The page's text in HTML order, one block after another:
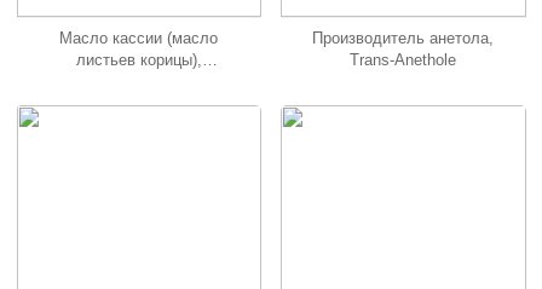
Масло кассии (масло
листьев корицы),
паровой дистилляции
Производитель анетола,
Trans-Anethole